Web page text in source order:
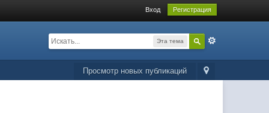
Вход Регистрация
Эта тема
Просмотр новых публикаций